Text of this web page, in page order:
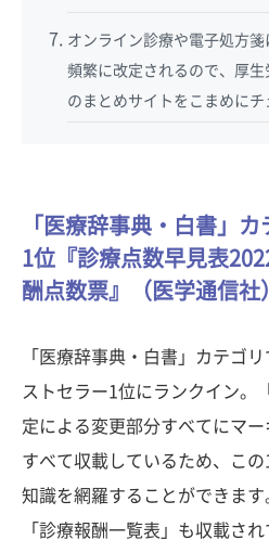
オンライン診療や電子処方
頻繁に改定されるので、厚
のまとめサイトをこまめにチ
「医療辞事典・白書」
1位『診療点数早見表
酬点数票』（医学通信社
「医療辞事典・白書」カテゴ
ストセラー1位にランクイン。
定による変更部分すべてにマ
すべて収載しているため、こ
知識を網羅することができま
「診療報酬一覧表」も収載さ